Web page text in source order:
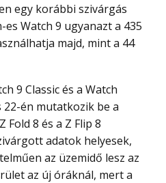
egy korábbi szivárgás
Watch 9 ugyanazt a 435
majd, mint a 44
én mutatkozik be a
Fold 8 és a Z Flip 8
adatok helyesek,
az üzemidő lesz az
az új óráknál, mert a